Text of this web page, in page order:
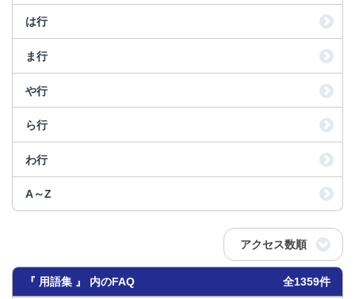
は行
ま行
や行
ら行
わ行
A～Z
アクセス数順
『 用語集 』 内のFAQ 全1359件